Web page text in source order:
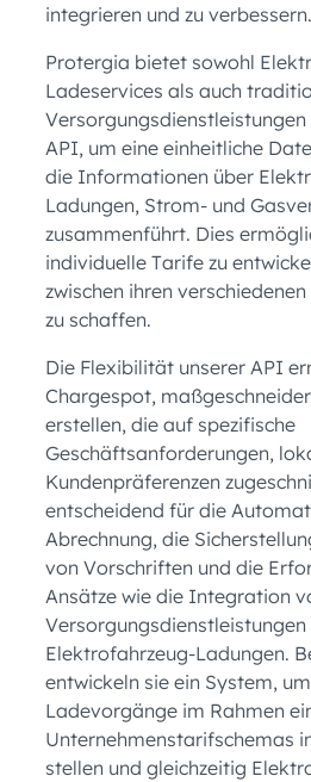
integrieren und zu verbessern.
Protergia bietet sowohl
Ladeservices als auch
API, um eine einheitliche
die Informationen über
Ladungen, Strom- und
zusammenführt. Dies
individuelle Tarife zu
zwischen ihren
zu schaffen.
Die Flexibilität unserer API
Chargespot,
erstellen, die auf spezifische
Geschäftsanforderungen,
Kundenpräferenzen
entscheidend für die
Abrechnung, die
von Vorschriften und die
Ansätze wie die Integration
Elektrofahrzeug-Ladungen.
entwickeln sie ein System,
Ladevorgänge im Rahmen
Unternehmenstarifschemas
stellen und gleichzeitig